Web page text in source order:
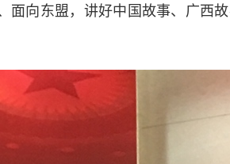
面向东盟，讲好中国故事、广西